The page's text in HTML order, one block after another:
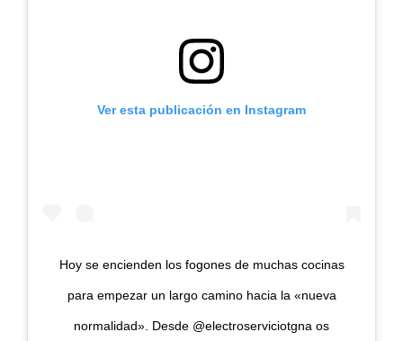
Ver esta publicación en Instagram
Hoy se encienden los fogones de muchas cocinas
para empezar un largo camino hacia la «nueva
normalidad». Desde @electroserviciotgna os